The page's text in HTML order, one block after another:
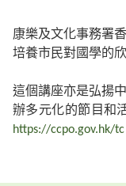
康樂及文化事務署
培養市民對國學的
這個講座亦是弘揚
辦多元化的節目和
https://ccpo.gov.hk/tc